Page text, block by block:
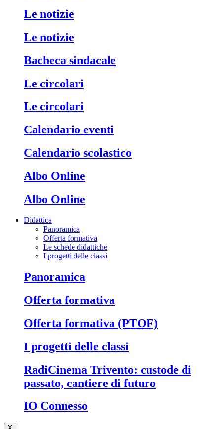
Le notizie
Le notizie
Bacheca sindacale
Le circolari
Le circolari
Calendario eventi
Calendario scolastico
Albo Online
Albo Online
Didattica
Panoramica
Offerta formativa
Le schede didattiche
I progetti delle classi
Panoramica
Offerta formativa
Offerta formativa (PTOF)
I progetti delle classi
RadiCinema Trivento: custode di
passato, cantiere di futuro
IO Connesso